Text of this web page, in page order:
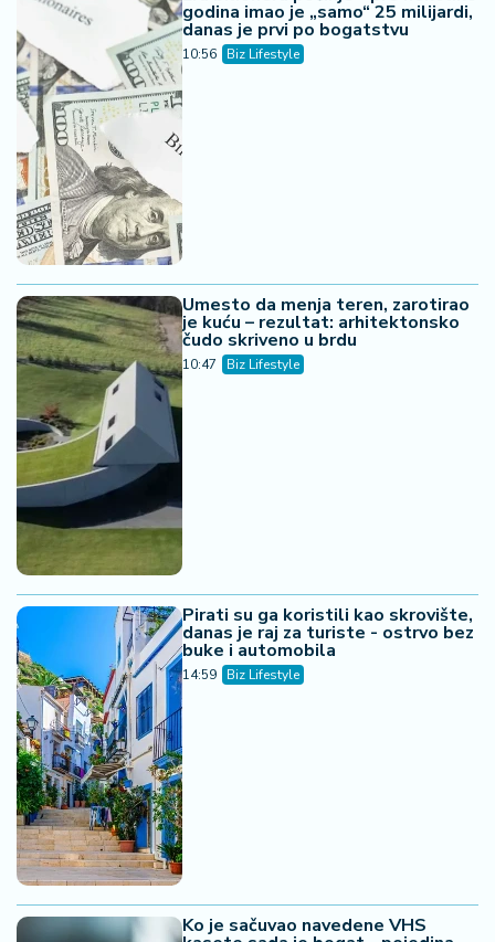
godina imao je „samo“ 25 milijardi,
danas je prvi po bogatstvu
10:56 Biz Lifestyle
Umesto da menja teren, zarotirao
je kuću – rezultat: arhitektonsko
čudo skriveno u brdu
10:47 Biz Lifestyle
Pirati su ga koristili kao skrovište,
danas je raj za turiste - ostrvo bez
buke i automobila
14:59 Biz Lifestyle
Ko je sačuvao navedene VHS